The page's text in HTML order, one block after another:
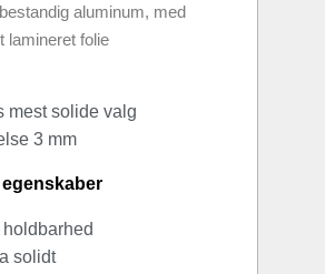
aluminum, med
folie
mest solide valg
3 mm
holdbarhed
solidt